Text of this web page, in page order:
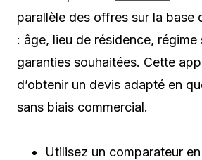
parallèle des offres sur la base
: âge, lieu de résidence, régime
garanties souhaitées. Cette
d’obtenir un devis adapté en
sans biais commercial.
Utilisez un comparateur